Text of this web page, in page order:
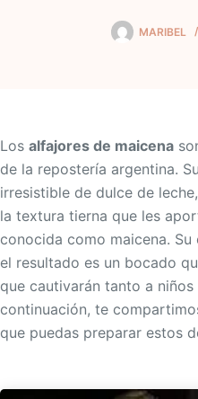
MARIBEL
Los alfajores de maicena
de la repostería argentina.
irresistible de dulce de
la textura tierna que les
conocida como maicena.
el resultado es un bocado
que cautivarán tanto a
continuación, te
que puedas preparar estos